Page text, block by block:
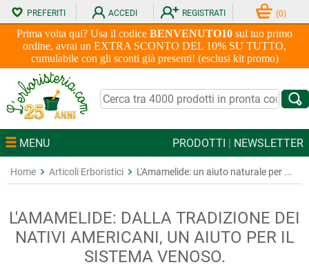
Prima volta qui? Usa il codice BENVENUTO10 sul tuo primo
ordine, avrai un EXTRA SCONTO DEL 10% SU TUTTO,
cumulabile con gli sconti già presenti! (esclusi kit promo)
PREFERITI ACCEDI REGISTRATI (0)
MENU PRODOTTI | NEWSLETTER
Home Articoli Erboristici L'Amamelide: un aiuto naturale per ...
L'AMAMELIDE: DALLA TRADIZIONE DEI
NATIVI AMERICANI, UN AIUTO PER IL
SISTEMA VENOSO.